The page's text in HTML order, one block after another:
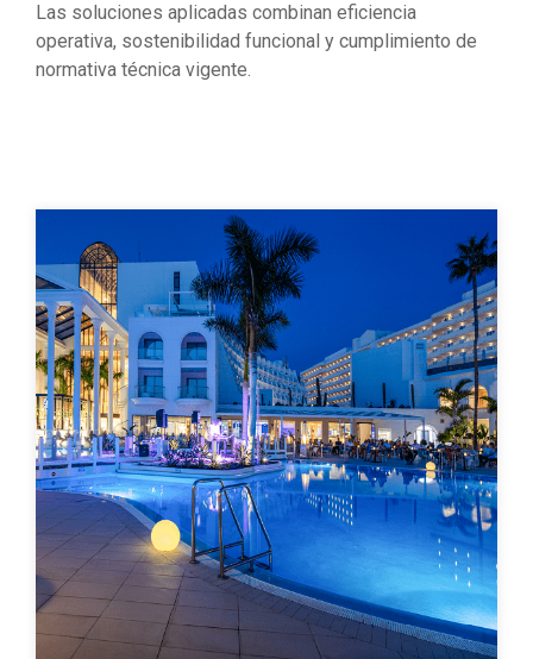
Las soluciones aplicadas combinan eficiencia
operativa, sostenibilidad funcional y cumplimiento de
normativa técnica vigente.